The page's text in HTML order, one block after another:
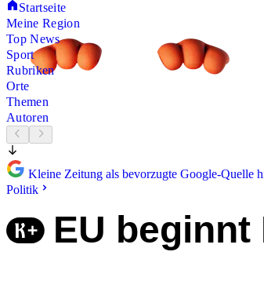
Startseite
Meine Region
Top News
Sport
Rubriken
Orte
Themen
Autoren
Kleine Zeitung als bevorzugte Google-Quelle
Politik
EU